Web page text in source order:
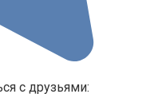
с друзьями: